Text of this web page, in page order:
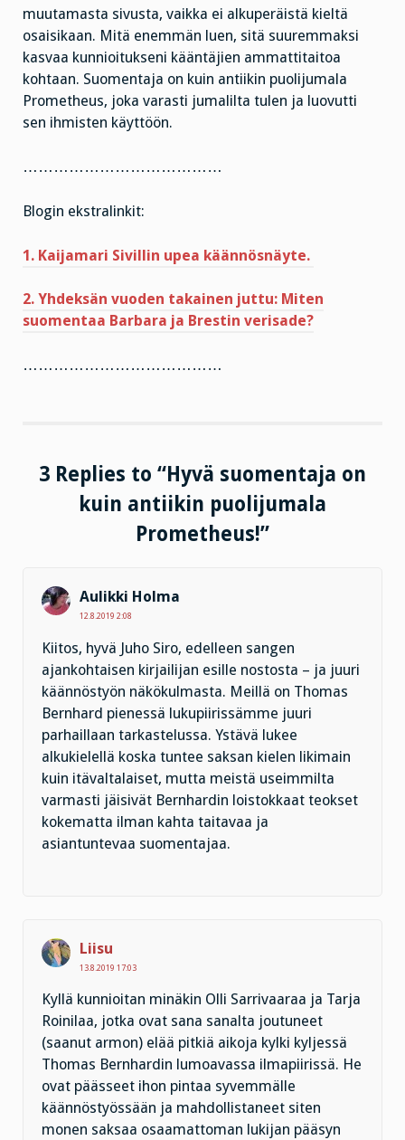
muutamasta sivusta, vaikka ei alkuperäistä kieltä
osaisikaan. Mitä enemmän luen, sitä suuremmaksi
kasvaa kunnioitukseni kääntäjien ammattitaitoa
kohtaan. Suomentaja on kuin antiikin puolijumala
Prometheus, joka varasti jumalilta tulen ja luovutti
sen ihmisten käyttöön.
…………………………………
Blogin ekstralinkit:
1. Kaijamari Sivillin upea käännösnäyte.
2. Yhdeksän vuoden takainen juttu: Miten
suomentaa Barbara ja Brestin verisade?
…………………………………
3 Replies to “Hyvä suomentaja on
kuin antiikin puolijumala
Prometheus!”
Aulikki Holma
12.8.2019 2:08
Kiitos, hyvä Juho Siro, edelleen sangen
ajankohtaisen kirjailijan esille nostosta – ja juuri
käännöstyön näkökulmasta. Meillä on Thomas
Bernhard pienessä lukupiirissämme juuri
parhaillaan tarkastelussa. Ystävä lukee
alkukielellä koska tuntee saksan kielen likimain
kuin itävaltalaiset, mutta meistä useimmilta
varmasti jäisivät Bernhardin loistokkaat teokset
kokematta ilman kahta taitavaa ja
asiantuntevaa suomentajaa.
Liisu
13.8.2019 17:03
Kyllä kunnioitan minäkin Olli Sarrivaaraa ja Tarja
Roinilaa, jotka ovat sana sanalta joutuneet
(saanut armon) elää pitkiä aikoja kylki kyljessä
Thomas Bernhardin lumoavassa ilmapiirissä. He
ovat päässeet ihon pintaa syvemmälle
käännöstyössään ja mahdollistaneet siten
monen saksaa osaamattoman lukijan pääsyn